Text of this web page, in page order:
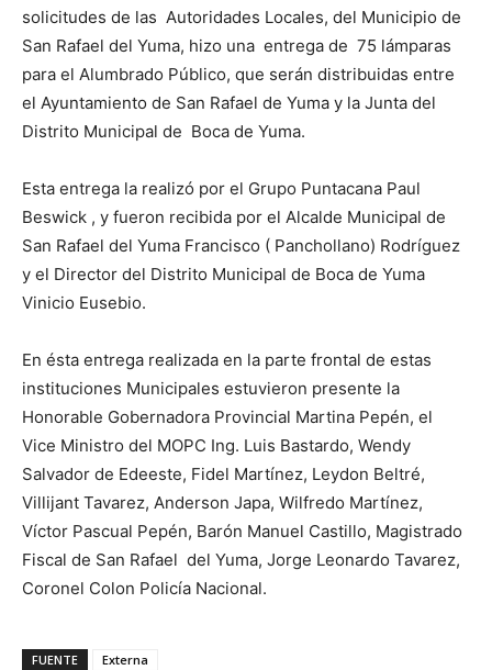
solicitudes de las Autoridades Locales, del Municipio de
San Rafael del Yuma, hizo una entrega de 75 lámparas
para el Alumbrado Público, que serán distribuidas entre
el Ayuntamiento de San Rafael de Yuma y la Junta del
Distrito Municipal de Boca de Yuma.
Esta entrega la realizó por el Grupo Puntacana Paul
Beswick , y fueron recibida por el Alcalde Municipal de
San Rafael del Yuma Francisco ( Panchollano) Rodríguez
y el Director del Distrito Municipal de Boca de Yuma
Vinicio Eusebio.
En ésta entrega realizada en la parte frontal de estas
instituciones Municipales estuvieron presente la
Honorable Gobernadora Provincial Martina Pepén, el
Vice Ministro del MOPC Ing. Luis Bastardo, Wendy
Salvador de Edeeste, Fidel Martínez, Leydon Beltré,
Villijant Tavarez, Anderson Japa, Wilfredo Martínez,
Víctor Pascual Pepén, Barón Manuel Castillo, Magistrado
Fiscal de San Rafael del Yuma, Jorge Leonardo Tavarez,
Coronel Colon Policía Nacional.
FUENTE Externa